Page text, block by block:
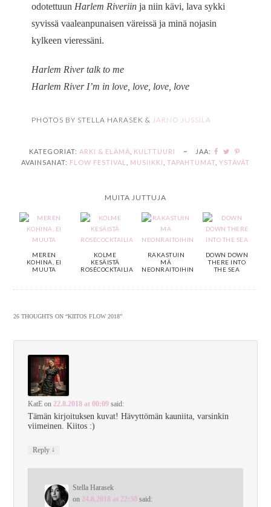
odotettuun Harlem Riveriin ja niin kävi, lava sykki
syvissä vaaleanpunaisen väreissä ja minä nojasin
kylkeen vieressäni.
Harlem River talk to me
Harlem River I’m in love, love, love, love
PHOTOS BY STELLA HARASEK & JARNO JUSSILA
KATEGORIAT: ARKI & ELÄMÄ KULTTUURI ~
JAA:
AVAINSANAT: FLOW FESTIVAL MUSIIKKI TAPAHTUMAT YSTÄVÄT
MUITA JUTTUJA
MEREN
KOHINA, EI
MUUTA
KOLME
KESÄISTÄ
ROSÉCOCKTAILIA
RAKASTUIN
MÄ
NEONRAITOIHIN
DOWN DOWN
THERE INTO
THE SEA
26 THOUGHTS ON “KIITOS FLOW 2018”
KatE on22.8.2018 at 00:09 said:
Tämän kirjoituksen kuvat! Hävyttömän kauniita, varsinkin
viimeinen. Kiitos :)
Reply ↓
Stella Harasek
on 24.8.2018 at 22:30 said: